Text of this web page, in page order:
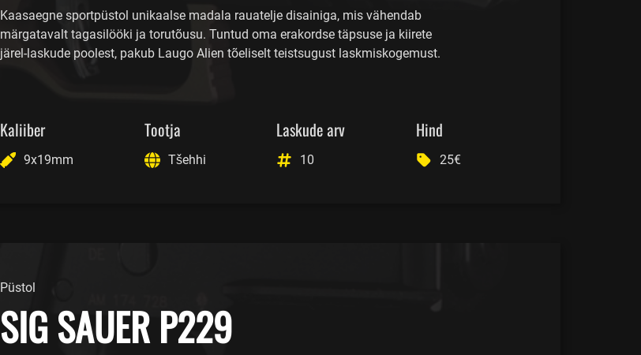
Kaasaegne sportpüstol unikaalse madala rauatelje disainiga, mis vähendab
märgatavalt tagasilööki ja torutõusu. Tuntud oma erakordse täpsuse ja kiirete
järel-laskude poolest, pakub Laugo Alien tõeliselt teistsugust laskmiskogemust.
Kaliiber
9x19mm
Tootja
Tšehhi
Laskude arv
10
Hind
25€
Püstol
SIG SAUER P229